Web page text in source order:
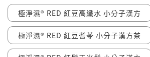
極淨濕® RED 紅豆高纖水 小分子漢方
極淨濕® RED 紅豆耆苓 小分子漢方茶